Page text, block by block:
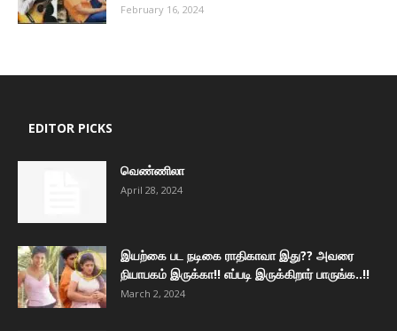
February 16, 2024
EDITOR PICKS
வெண்ணிலா
April 28, 2024
இயற்கை பட நடிகை ராதிகாவா இது?? அவரை
நியாபகம் இருக்கா!! எப்படி இருக்கிறார் பாருங்க..!!
March 2, 2024